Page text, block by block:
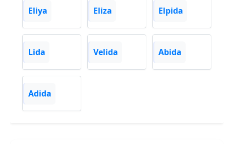
Eliya Eliza Elpida
Lida Velida Abida
Adida